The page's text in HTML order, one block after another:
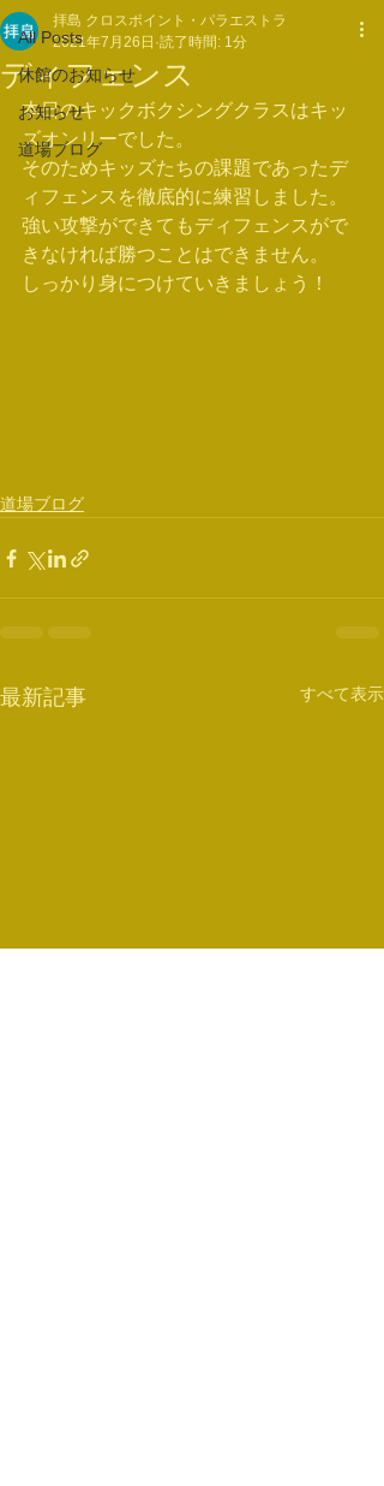
All Posts
休館のお知らせ
お知らせ
道場ブログ
ディフェンス
拝島 クロスポイント・パラエストラ
2021年7月26日 読了時間: 1分
本日のキックボクシングクラスはキッ
ズオンリーでした。
そのためキッズたちの課題であったデ
ィフェンスを徹底的に練習しました。
強い攻撃ができてもディフェンスがで
きなければ勝つことはできません。
しっかり身につけていきましょう！
道場ブログ
最新記事 すべて表示